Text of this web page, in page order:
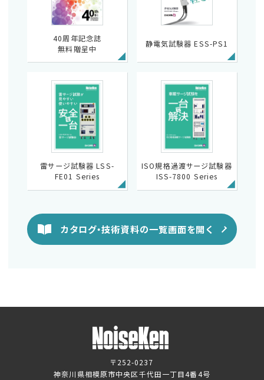
40周年記念誌
無料贈呈中
静電気試験器 ESS-PS1
雷サージ試験器 LSS-
FE01 Series
ISO規格過渡サージ試験器
ISS-7800 Series
カタログ・技術資料の一覧画面を開く
〒252-0237
神奈川県相模原市中央区千代田一丁目4番4号